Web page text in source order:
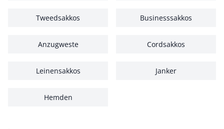
Tweedsakkos Businesssakkos
Anzugweste Cordsakkos
Leinensakkos Janker
Hemden